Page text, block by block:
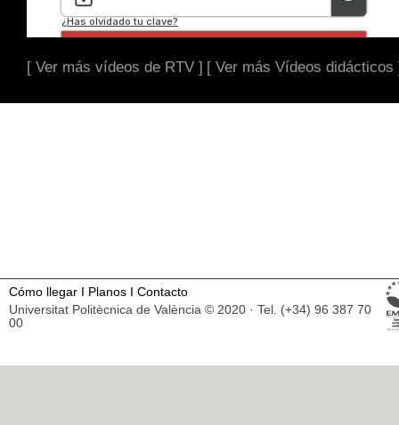
[ Ver más vídeos de RTV ] [ Ver más Vídeos didácticos
Cómo llegar I Planos I Contacto
Universitat Politècnica de València © 2020 · Tel. (+34) 96 387 70
00